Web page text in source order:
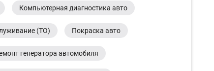
Компьютерная диагностика авто
(ТО) Покраска авто
генератора автомобиля